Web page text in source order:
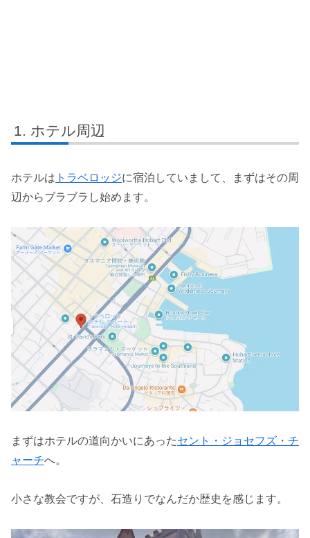
ホテル周辺
ホテルは トラベロッジに宿泊していまして、まずはその周
辺からブラブラし始めます。
まずはホテルの道向かいにあったセント・ジョセフズ・チ
ャーチへ。
小さな教会ですが、石造りでなんだか歴史を感じます。